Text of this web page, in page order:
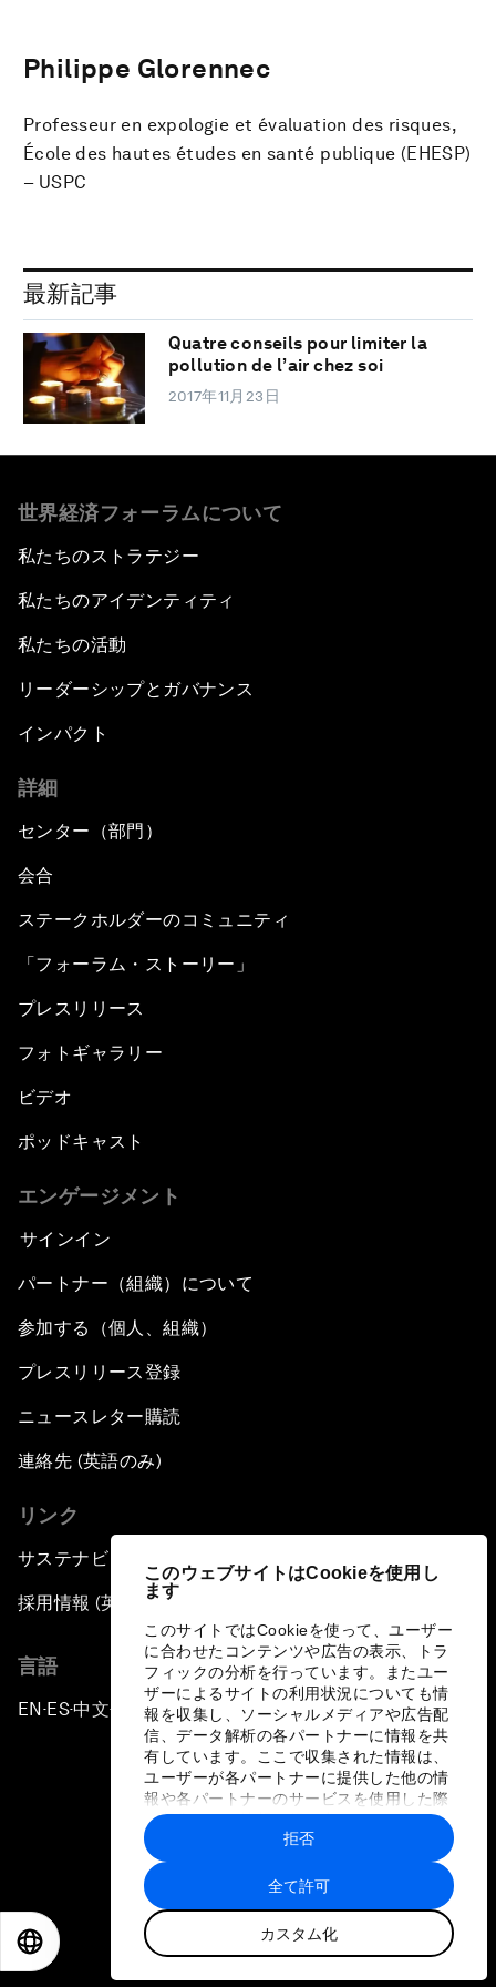
このウェブサイトはCookieを使用し
ます
このサイトではCookieを使って、ユーザー
に合わせたコンテンツや広告の表示、トラ
フィックの分析を行っています。またユー
ザーによるサイトの利用状況についても情
報を収集し、ソーシャルメディアや広告配
信、データ解析の各パートナーに情報を共
有しています。ここで収集された情報は、
ユーザーが各パートナーに提供した他の情
報や各パートナーのサービスを使用した際
に収集された情報と組み合わされ、各パー
トナーによって使用されることがありま
す。
全て許可
カスタム化
拒否
Philippe Glorennec
Professeur en expologie et évaluation des risques,
École des hautes études en santé publique (EHESP)
– USPC
最新記事
Quatre conseils pour limiter la
pollution de l’air chez soi
2017年11月23日
世界経済フォーラムについて
私たちのストラテジー
私たちのアイデンティティ
私たちの活動
リーダーシップとガバナンス
インパクト
詳細
センター（部門）
会合
ステークホルダーのコミュニティ
「フォーラム・ストーリー」
プレスリリース
フォトギャラリー
ビデオ
ポッドキャスト
エンゲージメント
サインイン
パートナー（組織）について
参加する（個人、組織）
プレスリリース登録
ニュースレター購読
連絡先 (英語のみ)
リンク
サステナビリティへの取り組み
採用情報 (英語のみ)
言語
EN ▪ES▪中文▪ 日本語
プライバシーポリシーと利用規約
サイトマップ
©
世界経済フォーラム